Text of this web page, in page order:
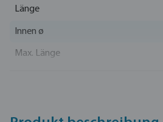
Länge
Innen ø
Max. Länge
Artikelnummer